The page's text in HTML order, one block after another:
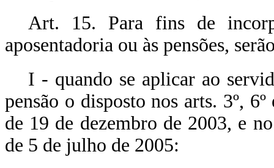
Art. 15. Para fins de
aposentadoria ou às pensões,
I - quando se aplicar ao
pensão o disposto nos arts. 3º,
de 19 de dezembro de 2003, e
de 5 de julho de 2005: